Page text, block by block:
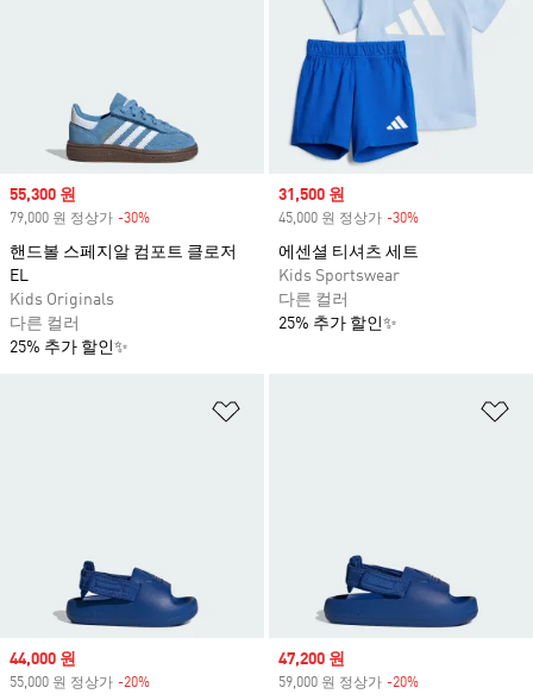
Sale price
55,300 원
79,000 원 정상가 -30%
핸드볼 스페지알 컴포트 클로저
EL
Kids Originals
다른 컬러
25% 추가 할인✨
Sale price
31,500 원
45,000 원 정상가 -30%
에센셜 티셔츠 세트
Kids Sportswear
다른 컬러
25% 추가 할인✨
Sale price
44,000 원
55,000 원 정상가 -20%
Sale price
47,200 원
59,000 원 정상가 -20%